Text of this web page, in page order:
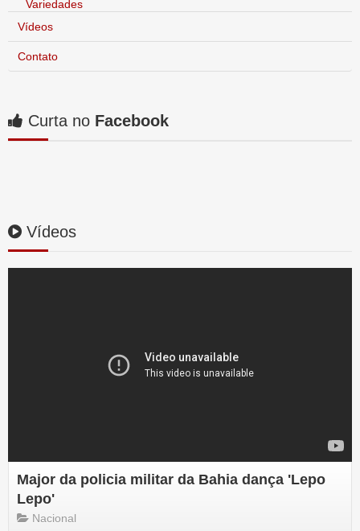
Variedades
Vídeos
Contato
Curta no Facebook
Vídeos
Major da policia militar da Bahia dança 'Lepo
Lepo'
Nacional